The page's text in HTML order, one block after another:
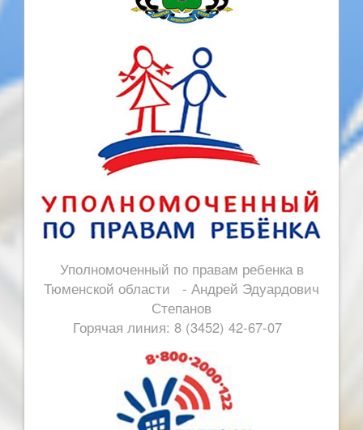
Уполномоченный по правам ребенка в
Тюменской области - Андрей Эдуардович
Степанов
Горячая линия: 8 (3452) 42-67-07